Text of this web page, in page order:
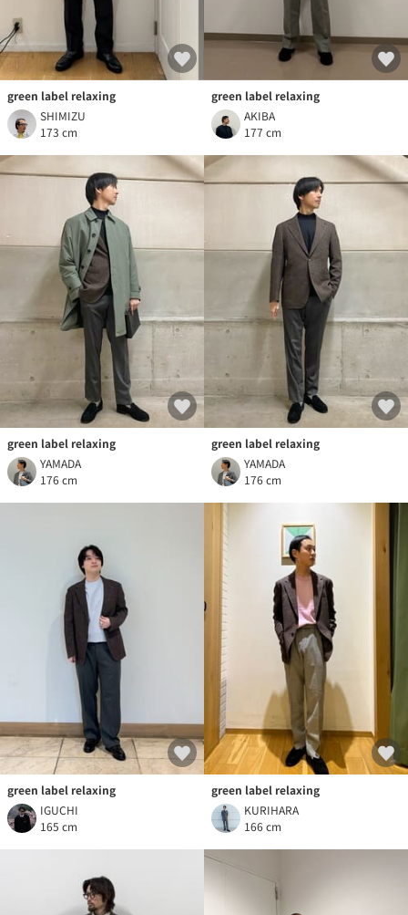
green label relaxing
SHIMIZU
173 cm
green label relaxing
AKIBA
177 cm
green label relaxing
YAMADA
176 cm
green label relaxing
YAMADA
176 cm
green label relaxing
IGUCHI
165 cm
green label relaxing
KURIHARA
166 cm